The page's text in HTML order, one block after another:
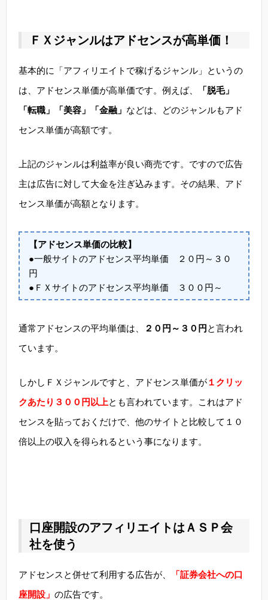
ＦＸジャンルはアドセンスが高単価！
基本的に「アフィリエイトで稼げるジャンル」というの
は、アドセンス単価が高単価です。例えば、
「脱毛」
「転職」「美容」「金融」 などは、どのジャンルもアド
センス単価が高額です。
上記のジャンルは利益率が良い商売です。ですので広告
主は広告に対して大金を注ぎ込みます。その結果、アド
センス単価が高額となります。
【アドセンス単価の比較】
●一般サイトのアドセンス平均単価 ２０円～３０
円
●ＦＸサイトのアドセンス平均単価 ３００円～
通常アドセンスの平均単価は、 ２０円～３０円 と言われ
ています。
しかしＦＸジャンルですと、アドセンス単価が １クリッ
クあたり３００円以上とも言われています。これはアド
センスを貼っておくだけで、他のサイトと比較して１０
倍以上の収入を得られるという事になります。
口座開設のアフィリエイトはＡＳＰ会
社を使う
アドセンスと併せて利用する広告が、
「証券会社への口
座開設」 の広告です。